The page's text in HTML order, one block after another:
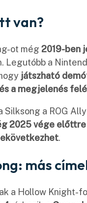
van?
ot még 2019-ben
Legutóbb a
játszható
a megjelenés felé
Silksong a ROG
2025 vége előttre
.
más
a Hollow Knight-